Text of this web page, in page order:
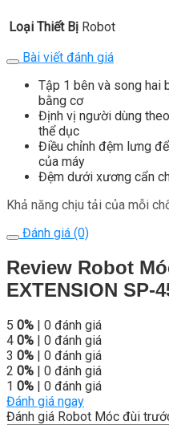
Loại Thiết Bị Robot
Bài viết đánh giá
Tập 1 bên và song hai
bằng cơ
Định vị người dùng
thể dục
Điều chỉnh đệm lưng
của máy
Đệm dưới xương cẩn
Khả năng chịu tải của mỗi
Đánh giá (0)
Review Robot
EXTENSION SP-
5 0% | 0 đánh giá
4 0% | 0 đánh giá
3 0% | 0 đánh giá
2 0% | 0 đánh giá
1 0% | 0 đánh giá
Đánh giá ngay
Đánh giá Robot Móc đùi